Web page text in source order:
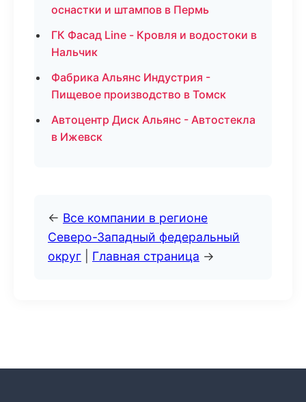
оснастки и штампов в Пермь
ГК Фасад Line - Кровля и водостоки в
Нальчик
Фабрика Альянс Индустрия -
Пищевое производство в Томск
Автоцентр Диск Альянс - Автостекла
в Ижевск
← Все компании в регионе
Северо-Западный федеральный
округ
Главная страница →